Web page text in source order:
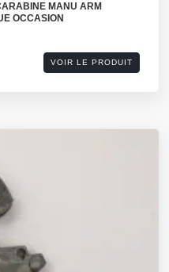
MANU ARM
OCCASION
VOIR LE PRODUIT